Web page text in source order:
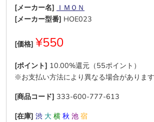
[メーカー名] ＩＭＯＮ
[メーカー型番] HOE023
[価格] ¥550
[ポイント] 10.00%還元（55ポイント）
※お支払い方法により異なる場合があります
[商品コード] 333-600-777-613
[在庫] 渋 大 横 秋 池 宿